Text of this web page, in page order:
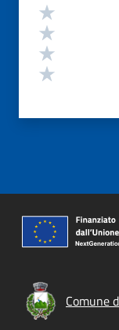
Comune